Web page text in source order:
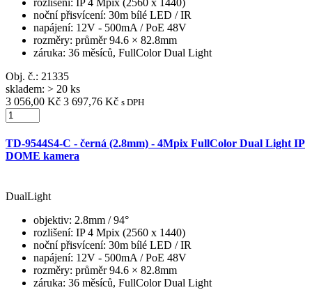
rozlišení: IP 4 Mpix (2560 x 1440)
noční přisvícení: 30m bílé LED / IR
napájení: 12V - 500mA / PoE 48V
rozměry: průměr 94.6 × 82.8mm
záruka: 36 měsíců, FullColor Dual Light
Obj. č.: 21335
skladem: > 20 ks
3 056,00 Kč 3 697,76 Kč s DPH
TD-9544S4-C - černá (2.8mm) - 4Mpix FullColor Dual Light IP
DOME kamera
DualLight
objektiv: 2.8mm / 94°
rozlišení: IP 4 Mpix (2560 x 1440)
noční přisvícení: 30m bílé LED / IR
napájení: 12V - 500mA / PoE 48V
rozměry: průměr 94.6 × 82.8mm
záruka: 36 měsíců, FullColor Dual Light